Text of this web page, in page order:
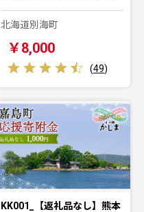
北海道別海町
￥8,000
(49)
KK001_【返礼品なし】熊本